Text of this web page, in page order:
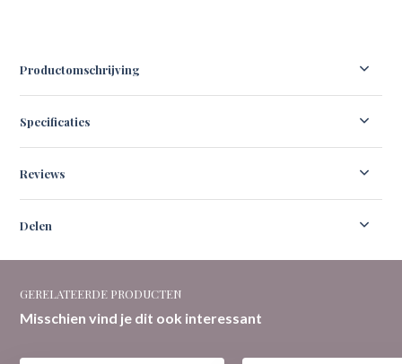
Productomschrijving
Specificaties
Reviews
Delen
GERELATEERDE PRODUCTEN
Misschien vind je dit ook interessant